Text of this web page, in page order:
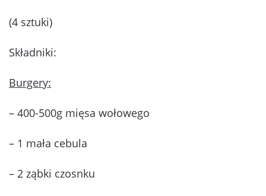
(4 sztuki)
Składniki:
Burgery:
– 400-500g mięsa wołowego
– 1 mała cebula
– 2 ząbki czosnku